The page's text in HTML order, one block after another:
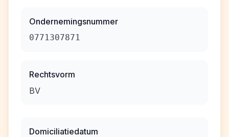
Ondernemingsnummer
0771307871
Rechtsvorm
BV
Domiciliatiedatum